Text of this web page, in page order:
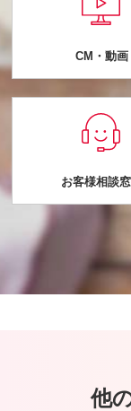
CM・動画
お客様相談
他